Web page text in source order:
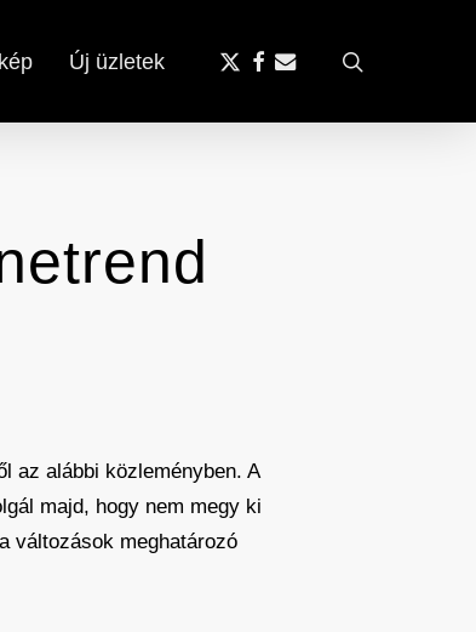
Új üzletek
x-
facebook
email
az alábbi közleményben. A
majd, hogy nem megy ki
változások meghatározó